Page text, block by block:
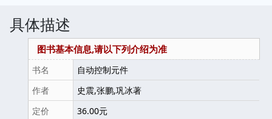
具体描述
图书基本信息,请以下列介绍为准
书名
自动控制元件
作者
史震,张鹏,巩冰著
定价
36.00元